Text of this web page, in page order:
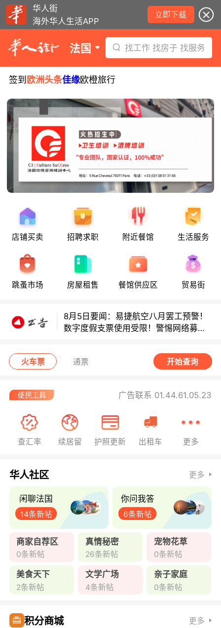
华人街
海外华人生活APP
立即下载
法国 找工作 找房子 找服务
签到 欧洲头条佳缘欧橙旅行
店铺买卖 招聘求职 附近餐馆 生活服务
跳蚤市场 房屋租售 餐馆供应区 贸易街
8月5日要闻：易捷航空八月罢工预警！
数字度假支票使用受限！警惕网络募捐
无栏杆收费站逃费将重罚！
多款避孕套因安全缺陷召回！
8月5日要闻：易捷航空八月罢工预警！
数字度假支票使用受限！警惕网络募捐
无栏杆收费站逃费将重罚！
火车票 通票 开始查询
广告联系 01.44.61.05.23
查汇率 续居留 护照更新 出租车 更多
华人社区 更多
闲聊法国
14条新帖
你问我答
6条新帖
商家自荐区
0条新帖
真情秘密
26条新帖
宠物花草
0条新帖
美食天下
2条新帖
文学广场
4条新帖
亲子家庭
0条新帖
积分商城 更多